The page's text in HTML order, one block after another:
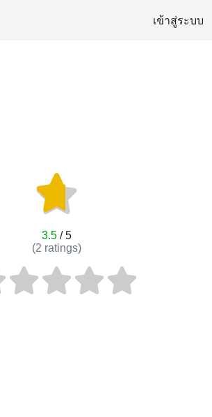
เข้าสู่ระบบ
3.5/ 5
(2 ratings)